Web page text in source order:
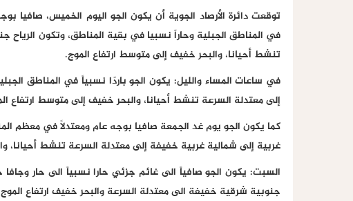
توقعت دائرة الأرصاد الجوية أن يكون الجو اليوم الخميس، صافيا
في المناطق الجبلية وحاراً نسبيا في بقية المناطق، وتكون
تنشط أحيانا، والبحر خفيف إلى متوسط ارتفاع الموج.
في ساعات المساء والليل: يكون الجو باردًا نسبياً في المناطق
إلى معتدلة السرعة تنشط أحيانا، والبحر خفيف إلى متوسط ارتفاع
كما يكون الجو يوم غد الجمعة صافيا بوجه عام ومعتدلاً في معظم
غربية إلى شمالية غربية خفيفة إلى معتدلة السرعة تنشط أحيانا،
السبت: يكون الجو صافياً الى غائم جزئي حارا نسبياً الى حار وجافا
جنوبية شرقية خفيفة الى معتدلة السرعة والبحر خفيف ارتفاع